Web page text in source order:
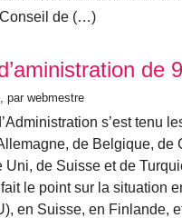
de (…)
de
, par webmestre
s’est tenu
de Belgique,
Uni, de Suisse et de
le point sur la situation
en Suisse, en Finlande,